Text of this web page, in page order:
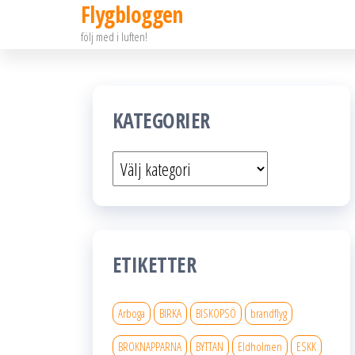
Flygbloggen
följ med i luften!
KATEGORIER
Kategorier
ETIKETTER
Arboga BIRKA BISKOPSÖ brandflyg
BROKNAPPARNA BYTTAN Eldholmen ESKK